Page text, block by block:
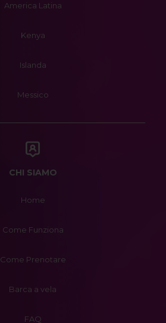
America Latina
Kenya
Islanda
Messico
CHI SIAMO
Home
Come Funziona
Come Prenotare
Barca a vela
FAQ